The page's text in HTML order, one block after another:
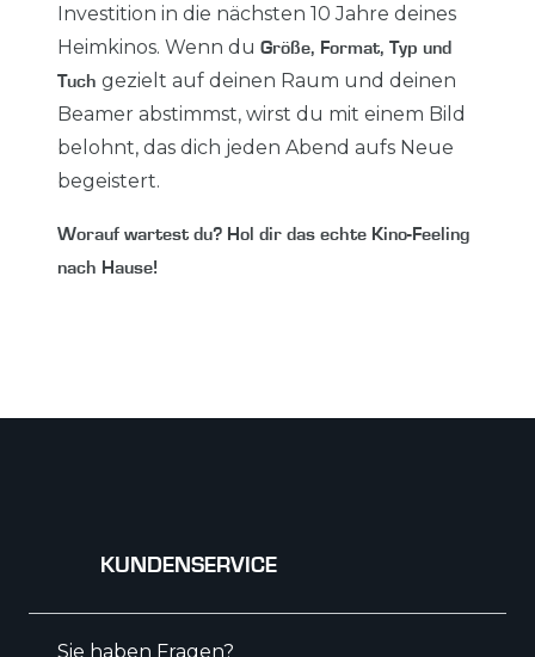
Investition in die nächsten 10 Jahre deines
Heimkinos. Wenn du Größe, Format, Typ und
Tuch gezielt auf deinen Raum und deinen
Beamer abstimmst, wirst du mit einem Bild
belohnt, das dich jeden Abend aufs Neue
begeistert.
Worauf wartest du? Hol dir das echte Kino-Feeling
nach Hause!
KUNDENSERVICE
Sie haben Fragen?